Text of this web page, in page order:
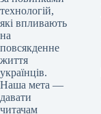
технологій,
які впливають
на
повсякденне
життя
українців.
Наша мета —
давати
читачам